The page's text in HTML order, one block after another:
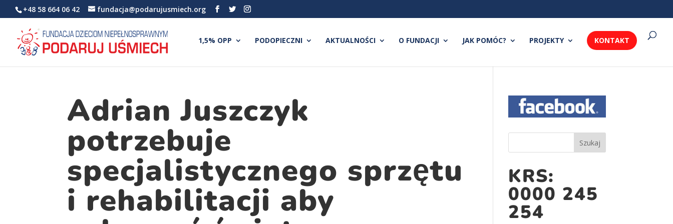
+48 58 664 06 42 fundacja@podarujusmiech.org
1,5% OPP PODOPIECZNI AKTUALNOŚCI O FUNDACJI JAK POMÓC? PROJEKTY KONTAKT
Adrian Juszczyk
potrzebuje
specjalistycznego sprzętu
i rehabilitacji aby
KRS:
0000 245
254